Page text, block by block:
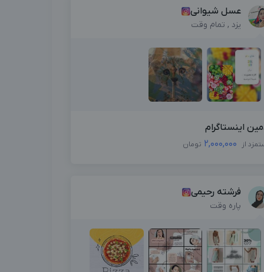
عسل شیوانی
یزد , تمام وقت
اینستاگرام
از 2,000,000 تومان
فرشته رحیمی
پاره وقت